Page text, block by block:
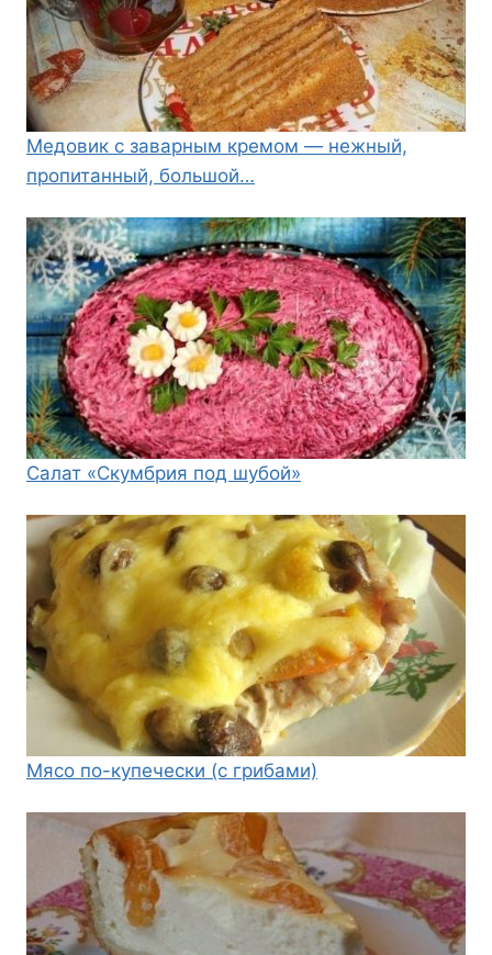
Медовик с заварным кремом — нежный,
пропитанный, большой…
Салат «Скумбрия под шубой»
Мясо по-купечески (с грибами)